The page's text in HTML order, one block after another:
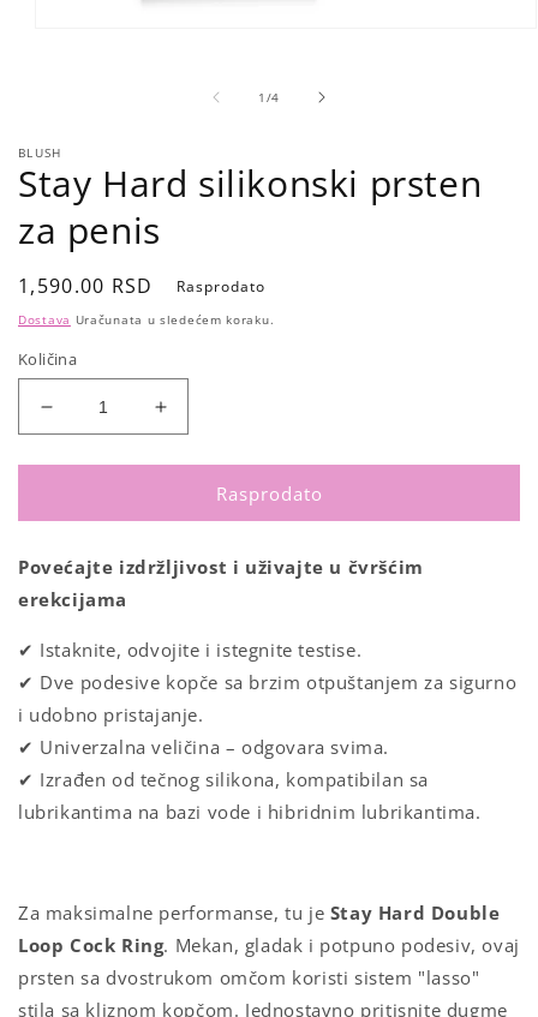
1 /of
4
BLUSH
Stay Hard silikonski prsten
za penis
Regular
price
1,590.00 RSD Rasprodato
Dostava Uračunata u sledećem koraku.
Količina
Smanji
količinu
za
Hard
prsten
za
penis
Povećaj
količinu
za
Hard
prsten
Rasprodato
Povećajte izdržljivost i uživajte u čvršćim
erekcijama
✔ Istaknite, odvojite i istegnite testise.
✔ Dve podesive kopče sa brzim otpuštanjem za sigurno
i udobno pristajanje.
✔ Univerzalna veličina – odgovara svima.
✔ Izrađen od tečnog silikona, kompatibilan sa
lubrikantima na bazi vode i hibridnim lubrikantima.
Za maksimalne performanse, tu je Stay Hard Double
Loop Cock Ring. Mekan, gladak i potpuno podesiv, ovaj
prsten sa dvostrukom omčom koristi sistem "lasso"
stila sa kliznom kopčom. Jednostavno pritisnite dugme